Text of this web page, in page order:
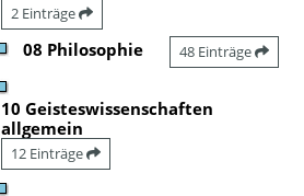
2 Einträge
08 Philosophie 48 Einträge
10 Geisteswissenschaften
allgemein
12 Einträge